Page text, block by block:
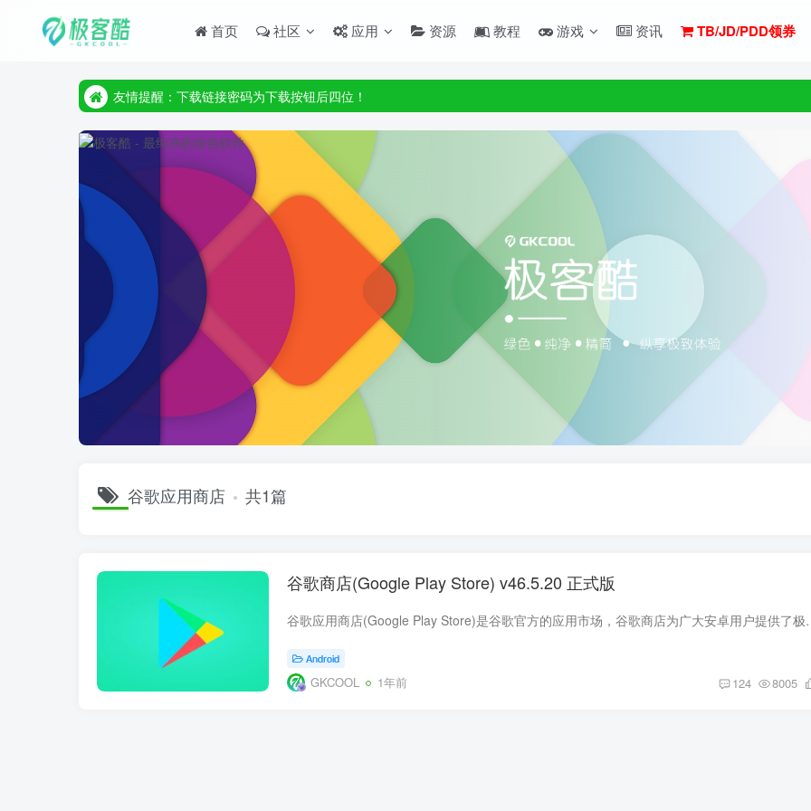
首页 社区 应用 资源 教程 游戏 资讯 TB/JD/PDD领券
友情提醒：下载链接密码为下载按钮后四位！
友情提醒：下载链接密码为下载按钮后四位！
谷歌应用商店 共1篇
谷歌商店(Google Play Store) v46.5.20 正式版
谷歌应用商店(Google Play Store)是谷歌官方
Android
GKCOOL 1年前 124 8005